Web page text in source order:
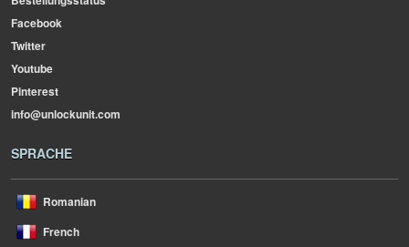
Facebook
Twitter
Youtube
Pinterest
info@unlockunit.com
SPRACHE
Romanian
French